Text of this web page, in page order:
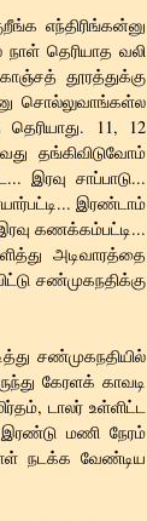
எந்திரிங்கன்னு
நாள் தெரியாத வலி
தூரத்துக்கு
சொல்லுவாங்கள்ல
11, 12
தங்கிவிடுவோம்
இரவு சாப்பாடு...
இரண்டாம்
கணக்கம்பட்டி...
அடிவாரத்தை
சண்முகநதிக்கு
சண்முகநதியில்
கேரளக் காவடி
டாலர் உள்ளிட்ட
மணி நேரம்
நடக்க வேண்டிய